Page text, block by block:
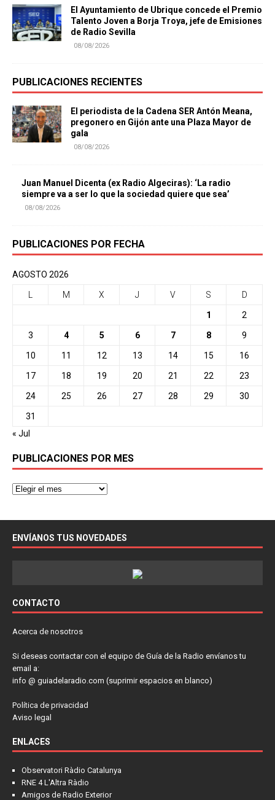
El Ayuntamiento de Ubrique concede el Premio
Talento Joven a Borja Troya, jefe de Emisiones
de Radio Sevilla
08/08/2026
PUBLICACIONES RECIENTES
El periodista de la Cadena SER Antón Meana,
pregonero en Gijón ante una Plaza Mayor de
gala
08/08/2026
Juan Manuel Dicenta (ex Radio Algeciras): ‘La radio
siempre va a ser lo que la sociedad quiere que sea’
08/08/2026
PUBLICACIONES POR FECHA
AGOSTO 2026
M X J V S D
1 2
3 4 5 6 7 8 9
10 11 12 13 14 15 16
17 18 19 20 21 22 23
24 25 26 27 28 29 30
31
« Jul
PUBLICACIONES POR MES
ENVÍANOS TUS NOVEDADES
CONTACTO
Acerca de nosotros
Si deseas contactar con el equipo de Guía de la Radio envíanos tu
email a:
info @ guiadelaradio.com (suprimir espacios en blanco)
Política de privacidad
Aviso legal
ENLACES
Observatori Ràdio Catalunya
RNE 4 L'Altra Ràdio
Amigos de Radio Exterior